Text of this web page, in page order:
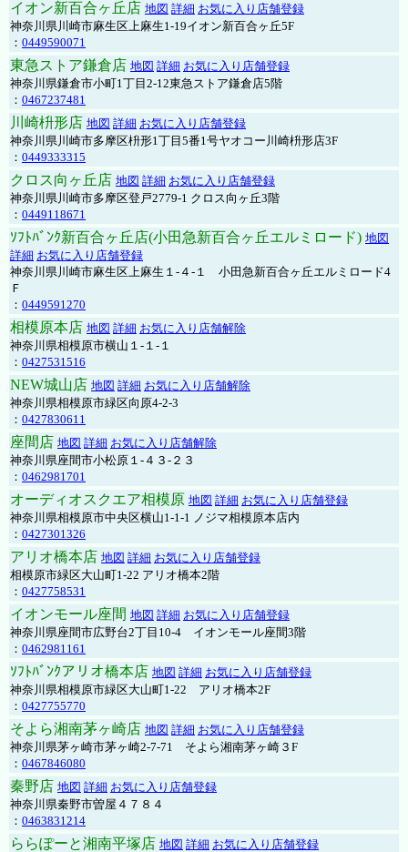
イオン新百合ヶ丘店 地図 詳細 お気に入り店舗登録
神奈川県川崎市麻生区上麻生1-19イオン新百合ヶ丘5F
： 0449590071
東急ストア鎌倉店 地図 詳細 お気に入り店舗登録
神奈川県鎌倉市小町1丁目2-12東急ストア鎌倉店5階
： 0467237481
川崎枡形店 地図 詳細 お気に入り店舗登録
神奈川県川崎市多摩区枡形1丁目5番1号ヤオコー川崎枡形店3F
： 0449333315
クロス向ヶ丘店 地図 詳細 お気に入り店舗登録
神奈川県川崎市多摩区登戸2779-1 クロス向ヶ丘3階
： 0449118671
ｿﾌﾄﾊﾞﾝｸ新百合ヶ丘店(小田急新百合ヶ丘エルミロード) 地図
詳細 お気に入り店舗登録
神奈川県川崎市麻生区上麻生１-４-１ 小田急新百合ヶ丘エルミロード4
Ｆ
： 0449591270
相模原本店 地図 詳細 お気に入り店舗解除
神奈川県相模原市横山１-１-１
： 0427531516
NEW城山店 地図 詳細 お気に入り店舗解除
神奈川県相模原市緑区向原4-2-3
： 0427830611
座間店 地図 詳細 お気に入り店舗解除
神奈川県座間市小松原１-４３-２３
： 0462981701
オーディオスクエア相模原 地図 詳細 お気に入り店舗登録
神奈川県相模原市中央区横山1-1-1 ノジマ相模原本店内
： 0427301326
アリオ橋本店 地図 詳細 お気に入り店舗登録
相模原市緑区大山町1-22 アリオ橋本2階
： 0427758531
イオンモール座間 地図 詳細 お気に入り店舗登録
神奈川県座間市広野台2丁目10-4 イオンモール座間3階
： 0462981161
ｿﾌﾄﾊﾞﾝｸアリオ橋本店 地図 詳細 お気に入り店舗登録
神奈川県相模原市緑区大山町1-22 アリオ橋本2F
： 0427755770
そよら湘南茅ヶ崎店 地図 詳細 お気に入り店舗登録
神奈川県茅ヶ崎市茅ヶ崎2‐7‐71 そよら湘南茅ヶ崎３F
： 0467846080
秦野店 地図 詳細 お気に入り店舗登録
神奈川県秦野市曽屋４７８４
： 0463831214
ららぽーと湘南平塚店 地図 詳細 お気に入り店舗登録